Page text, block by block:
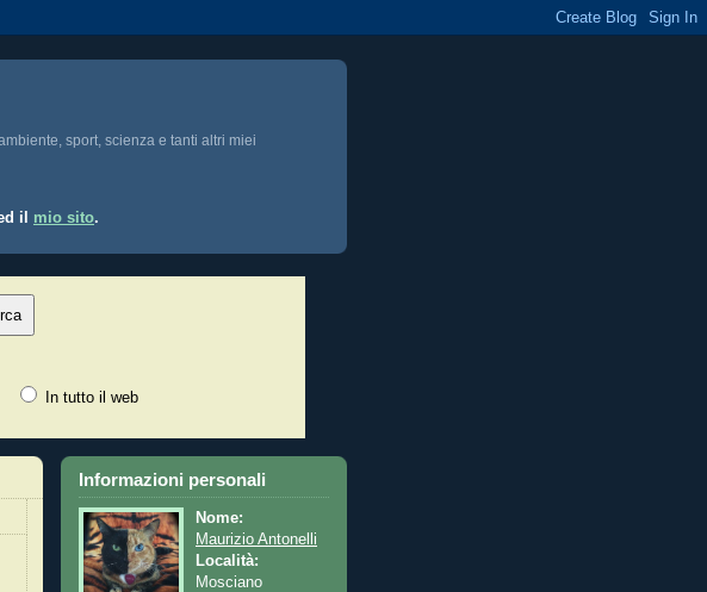
sport, scienza e tanti altri miei
il mio sito.
In tutto il web
Informazioni personali
Nome:
Maurizio Antonelli
Località:
Mosciano